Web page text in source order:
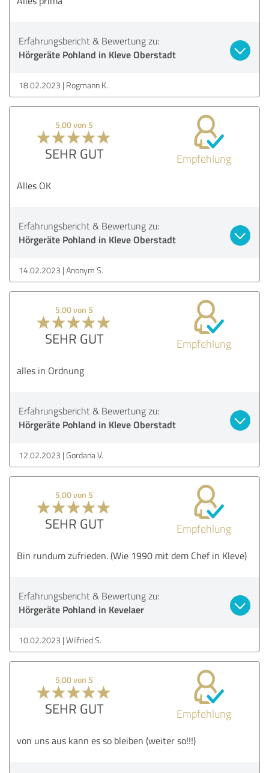
Erfahrungsbericht & Bewertung zu:
Hörgeräte Pohland in Kleve Oberstadt
18.02.2023 Rogmann K.
5,00 von 5
SEHR GUT Empfehlung
Alles OK
Erfahrungsbericht & Bewertung zu:
Hörgeräte Pohland in Kleve Oberstadt
14.02.2023 Anonym S.
5,00 von 5
SEHR GUT Empfehlung
alles in Ordnung
Erfahrungsbericht & Bewertung zu:
Hörgeräte Pohland in Kleve Oberstadt
12.02.2023 Gordana V.
5,00 von 5
SEHR GUT Empfehlung
Bin rundum zufrieden. (Wie 1990 mit dem Chef in Kleve)
Erfahrungsbericht & Bewertung zu:
Hörgeräte Pohland in Kevelaer
10.02.2023 Wilfried S.
5,00 von 5
SEHR GUT Empfehlung
von uns aus kann es so bleiben (weiter so!!!)